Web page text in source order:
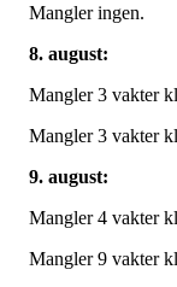
Mangler ingen.
8. august:
Mangler 3 vakter
Mangler 3 vakter
9. august:
Mangler 4 vakter
Mangler 9 vakter